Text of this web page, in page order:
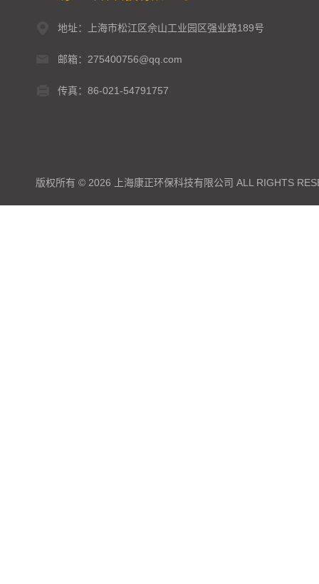
地址：上海市松江区佘山工业园区强业路189号
邮箱：275400756@qq.com
传真：86-021-54791757
版权所有 © 2026 上海康正环保科技有限公司 ALL RIGHTS